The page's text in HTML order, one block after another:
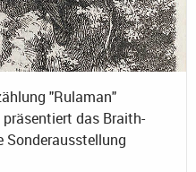
"Rulaman"
das Braith-
Sonderausstellung